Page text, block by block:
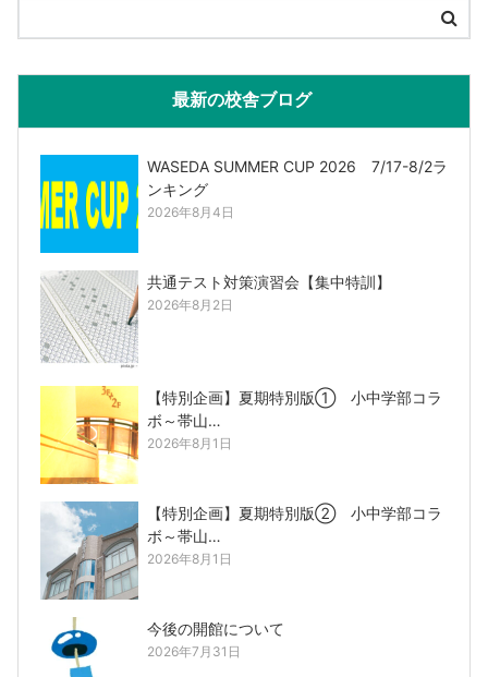
最新の校舎ブログ
WASEDA SUMMER CUP 2026 7/17-8/2ラ
ンキング
2026年8月4日
共通テスト対策演習会【集中特訓】
2026年8月2日
【特別企画】夏期特別版① 小中学部コラ
ボ～帯山…
2026年8月1日
【特別企画】夏期特別版② 小中学部コラ
ボ～帯山…
2026年8月1日
今後の開館について
2026年7月31日